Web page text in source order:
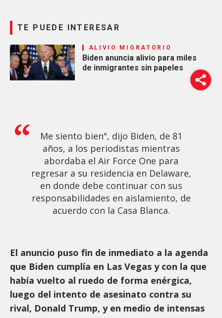
TE PUEDE INTERESAR
ALIVIO MIGRATORIO
Biden anuncia alivio para miles
de inmigrantes sin papeles
Me siento bien", dijo Biden, de 81
años, a los periodistas mientras
abordaba el Air Force One para
regresar a su residencia en Delaware,
en donde debe continuar con sus
responsabilidades en aislamiento, de
acuerdo con la Casa Blanca.
El anuncio puso fin de inmediato a la agenda
que Biden cumplía en Las Vegas y con la que
había vuelto al ruedo de forma enérgica,
luego del intento de asesinato contra su
rival, Donald Trump, y en medio de intensas